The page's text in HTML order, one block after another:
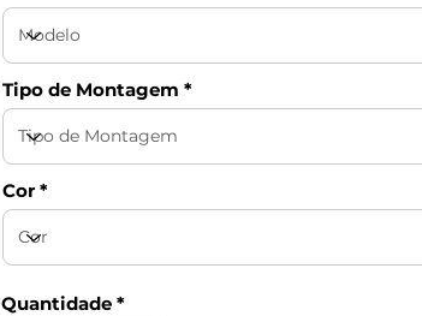
Tipo de Montagem
Cor
Quantidade